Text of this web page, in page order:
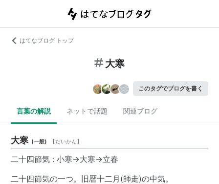
はてなブログ トップ
大寒
このタグでブログを書く
言葉の解説 ネットで話題 関連ブログ
大寒 (一般) 【だいかん】
二十四節気 :小寒→大寒→立春
二十四節気の一つ。旧暦十二月(師走)の中気。